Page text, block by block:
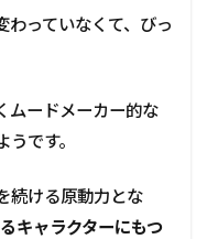
わっていなくて、びっ
ムードメーカー的な
です。
続ける原動力とな
キャラクターにもつ